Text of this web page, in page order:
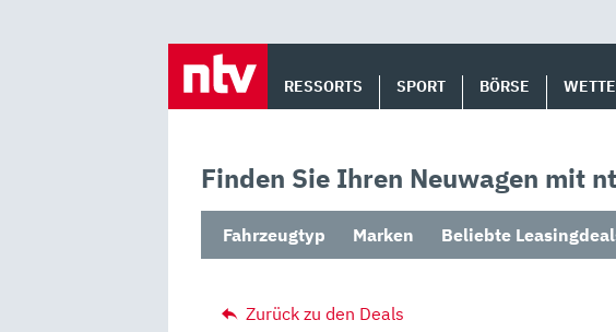
RESSORTS SPORT BÖRSE
Finden Sie Ihren Neuwagen mit
Fahrzeugtyp Marken Beliebte
Zurück zu den Deals